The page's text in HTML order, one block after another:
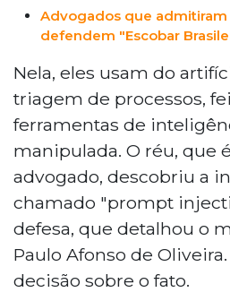
Advogados que
defendem "Escobar
Nela, eles usam do
triagem de processos,
ferramentas de
manipulada. O réu, que
advogado, descobriu a
chamado "prompt
defesa, que detalhou o
Paulo Afonso de
decisão sobre o fato.